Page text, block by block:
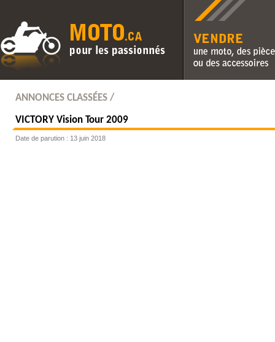
Vendre une moto, des
des accessoires
ANNONCES CLASSÉES /
VICTORY Vision Tour 2009
Date de parution : 13 juin 2018